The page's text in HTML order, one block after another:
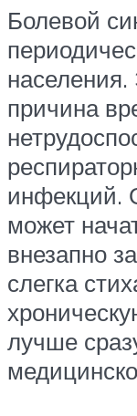
Болевой
населения.
причина
инфекций.
может
внезапно
слегка
лучше